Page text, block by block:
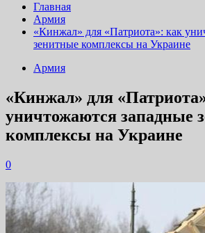
Главная
Армия
«Кинжал» для «Патриота»: как
зенитные комплексы на Украине
Армия
«Кинжал» для
уничтожаются западные
комплексы на Украине
0